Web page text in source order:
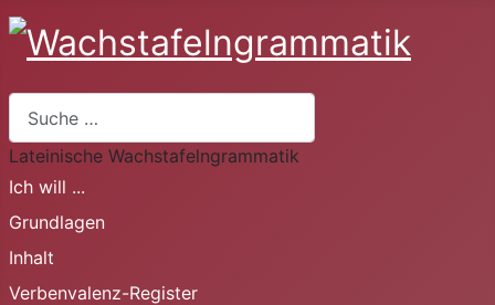
Lateinische Wachstafelngrammatik
Ich will ...
Grundlagen
Inhalt
Verbenvalenz-Register